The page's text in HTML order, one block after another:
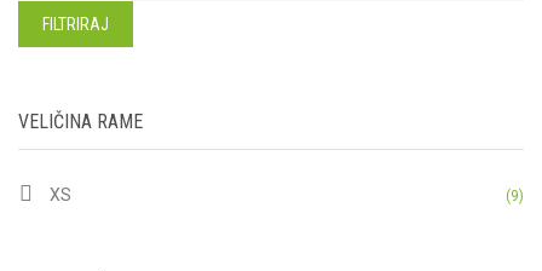
cijenaFILTRIRAJ
VELIČINA RAME
XS (9)